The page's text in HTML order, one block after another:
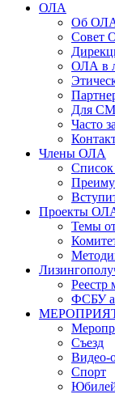
ОЛА
Об
Совет
ОЛА в
Для
Часто
Члены ОЛА
Проекты
Темы
Реестр
ФСБУ
Съезд
Видео-
Спорт